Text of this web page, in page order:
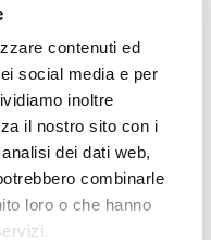
contenuti ed
social media e per
inoltre
il nostro sito con i
dei dati web,
combinarle
loro o che hanno